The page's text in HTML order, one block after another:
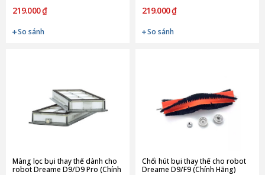
219.000 ₫
So sánh
219.000 ₫
So sánh
Màng lọc bụi thay thế dành cho
robot Dreame D9/D9 Pro (Chính
Chổi hút bụi thay thế cho robot
Dreame D9/F9 (Chính Hãng)